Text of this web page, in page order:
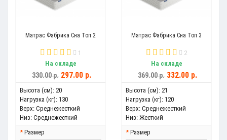
Матрас Фабрика Сна Топ 2
1
На складе
330.00 р. 297.00 р.
Высота (см): 20
Нагрузка (кг): 130
Верх: Среднежесткий
Низ: Среднежесткий
Размер
Матрас Фабрика Сна Топ 3
2
На складе
369.00 р. 332.00 р.
Высота (см): 21
Нагрузка (кг): 120
Верх: Среднежесткий
Низ: Жесткий
Размер